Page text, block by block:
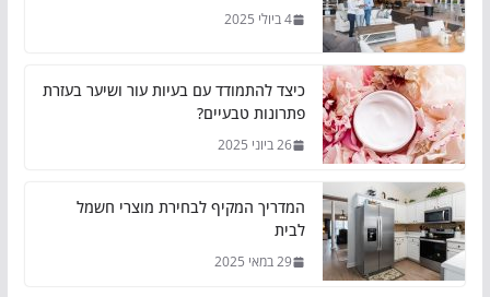
4 ביולי 2025
כיצד להתמודד עם בעיות עור ושיער בעזרת
פתרונות טבעיים?
26 ביוני 2025
המדריך המקיף לבחירת מוצרי חשמל
לבית
29 במאי 2025